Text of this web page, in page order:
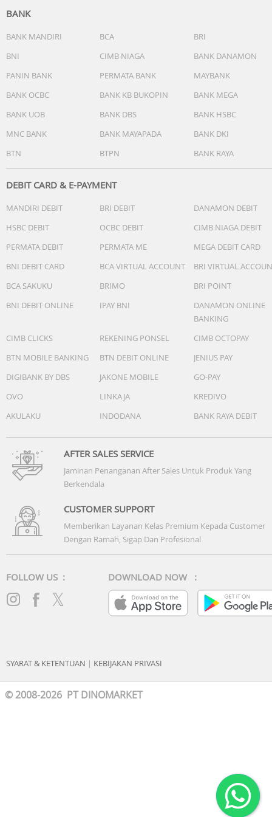
Lapisan granite premium tidak mudah terkelupas dan
mesin pencuci piring.
?? Food Grade Health Material
tidak bereaksi dengan makanan, menjaga kandungan gizi
tetap utuh dalam setiap hidangan.
BANK
BANK MANDIRI BCA
BRI
BNI
CIMB NIAGA
BANK DANAMON
PANIN BANK
PERMATA BANK
MAYBANK
BANK OCBC
BANK KB BUKOPIN
BANK MEGA
BANK UOB
BANK DBS
BANK HSBC
MNC BANK
BANK MAYAPADA
BANK DKI
BTN
BTPN BANK RAYA
DEBIT CARD & E-PAYMENT
MANDIRI DEBIT BRI DEBIT
DANAMON DEBIT
HSBC DEBIT
OCBC DEBIT
CIMB NIAGA DEBIT
PERMATA DEBIT
PERMATA ME
MEGA DEBIT CARD
BNI DEBIT CARD
BCA VIRTUAL ACCOUNT
BRI VIRTUAL
BCA SAKUKU
BRIMO
BRI POINT
BNI DEBIT ONLINE
IPAY BNI
DANAMON ONLINE
BANKING
CIMB CLICKS
REKENING PONSEL
CIMB OCTOPAY
BTN MOBILE BANKING
BTN DEBIT ONLINE
JENIUS PAY
DIGIBANK BY DBS
JAKONE MOBILE
GO-PAY
OVO
LINKAJA
KREDIVO
AKULAKU
INDODANA BANK RAYA DEBIT
AFTER SALES SERVICE
Jaminan Penanganan After Sales Untuk Produk Yang
Berkendala
CUSTOMER SUPPORT
Memberikan Layanan Kelas Premium Kepada Customer
Dengan Ramah, Sigap Dan Profesional
FOLLOW US : DOWNLOAD NOW :
SYARAT & KETENTUAN | KEBIJAKAN PRIVASI
© 2008-2026 PT DINOMARKET